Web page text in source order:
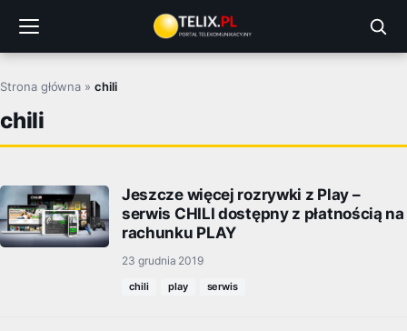
treści
Strona główna »chili
chili
Jeszcze więcej rozrywki z Play –
serwis CHILI dostępny z płatnością na
rachunku PLAY
23 grudnia 2019
chili play serwis